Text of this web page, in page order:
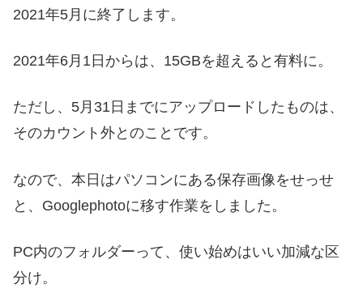
2021年5月に終了します。
2021年6月1日からは、15GBを超えると有料に。
ただし、5月31日までにアップロードしたものは、
そのカウント外とのことです。
なので、本日はパソコンにある保存画像をせっせ
と、Googlephotoに移す作業をしました。
PC内のフォルダーって、使い始めはいい加減な区
分け。